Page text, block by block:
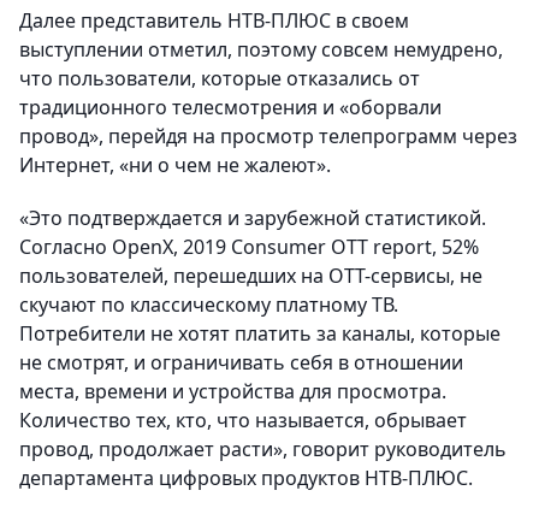
Далее представитель НТВ-ПЛЮС в своем
выступлении отметил, поэтому совсем немудрено,
что пользователи, которые отказались от
традиционного телесмотрения и «оборвали
провод», перейдя на просмотр телепрограмм через
Интернет, «ни о чем не жалеют».
«Это подтверждается и зарубежной статистикой.
Согласно OpenX, 2019 Consumer OTT report, 52%
пользователей, перешедших на ОТТ-сервисы, не
скучают по классическому платному ТВ.
Потребители не хотят платить за каналы, которые
не смотрят, и ограничивать себя в отношении
места, времени и устройства для просмотра.
Количество тех, кто, что называется, обрывает
провод, продолжает расти», говорит руководитель
департамента цифровых продуктов НТВ-ПЛЮС.